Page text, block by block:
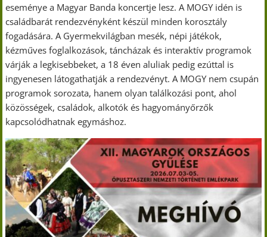
eseménye a Magyar Banda koncertje lesz. A MOGY idén is
családbarát rendezvényként készül minden korosztály
fogadására. A Gyermekvilágban mesék, népi játékok,
kézműves foglalkozások, táncházak és interaktív programok
várják a legkisebbeket, a 18 éven aluliak pedig ezúttal is
ingyenesen látogathatják a rendezvényt. A MOGY nem csupán
programok sorozata, hanem olyan találkozási pont, ahol
közösségek, családok, alkotók és hagyományőrzők
kapcsolódhatnak egymáshoz.